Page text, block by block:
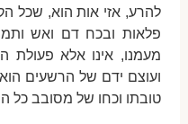
להרע, אזי אות הוא, שכל
פלאות ובכח דם ואש
מעמנו, אינו אלא
ועוצם ידם של הרשעים
טובתו וכחו של מסובב כל